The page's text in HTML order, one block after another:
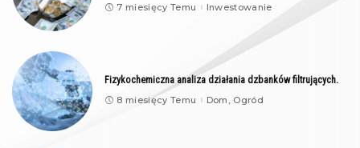
7 miesięcy Temu Inwestowanie
Fizykochemiczna analiza działania dzbanków filtrujących.
8 miesięcy Temu Dom, Ogród